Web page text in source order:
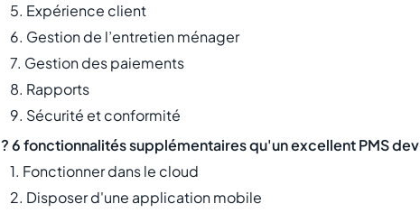
5. Expérience client
6. Gestion de l’entretien ménager
7. Gestion des paiements
8. Rapports
9. Sécurité et conformité
? 6 fonctionnalités supplémentaires qu'un excellent PMS
1. Fonctionner dans le cloud
2. Disposer d'une application mobile